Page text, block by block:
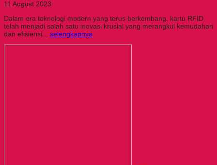
11 August 2023
Dalam era teknologi modern yang terus berkembang, kartu RFID
telah menjadi salah satu inovasi krusial yang merangkul kemudahan
dan efisiensi... selengkapnya